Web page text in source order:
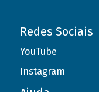
Redes Sociais
YouTube
Instagram